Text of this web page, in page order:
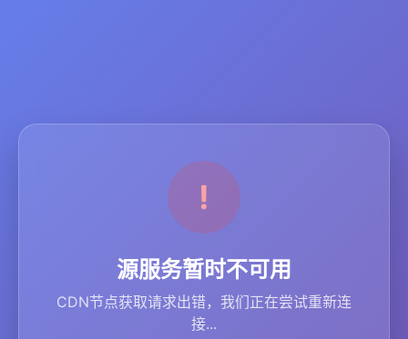
源服务暂时不可用
CDN节点获取请求出错，我们正在尝试重新连
接...